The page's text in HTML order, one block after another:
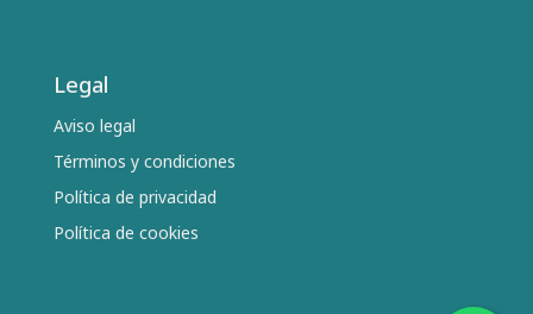
Legal
Aviso legal
Términos y condiciones
Política de privacidad
Política de cookies